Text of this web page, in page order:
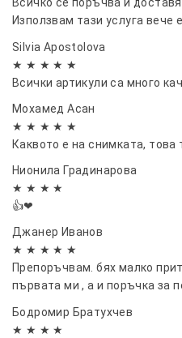
Използвам тази услуга вече
Silvia Apostolova
★ ★ ★ ★ ★
Всички артикули са много
Мохамед Асан
★ ★ ★ ★ ★
Каквото е на снимката, това
Нионила Градинарова
★ ★ ★ ★
👍❤
Джанер Иванов
★ ★ ★ ★ ★
Препоръчвам. бях малко
първата ми , а и поръчка за
се възползвам...
Бодромир Братухчев
★ ★ ★ ★